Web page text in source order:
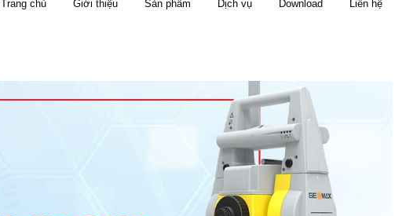
Trang chủ Giới thiệu Sản phẩm Dịch vụ Download Liên hệ